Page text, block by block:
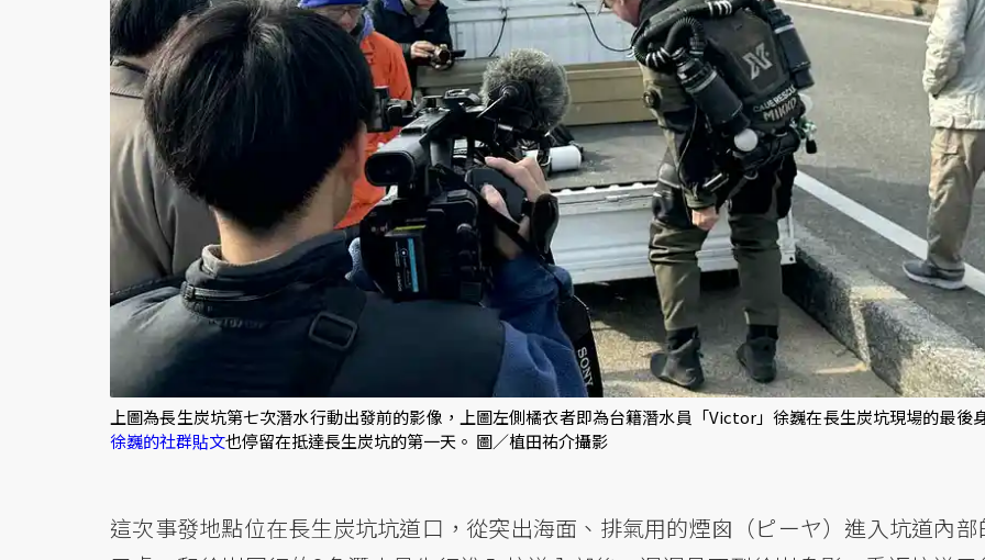
上圖為長生炭坑第七次潛水行動出發前的影像，上圖左側橘衣者即為台籍潛水員「Victor」徐巍在長生炭坑現場的最後
徐巍的社群貼文也停留在抵達長生炭坑的第一天。 圖／植田祐介攝影
這次事發地點位在長生炭坑坑道口，從突出海面、排氣用的煙囪（ピーヤ）進入坑道內部